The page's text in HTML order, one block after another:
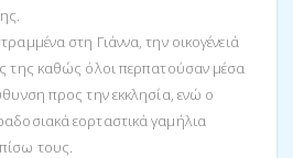
στη Γιάννα, την οικογένειά
της καθώς όλοι περπατούσαν μέσα
προς την εκκλησία, ενώ ο
εορταστικά γαμήλια
τους.